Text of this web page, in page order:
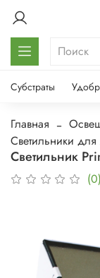
Субстраты
Главная
Светильники
Светильник
(0)